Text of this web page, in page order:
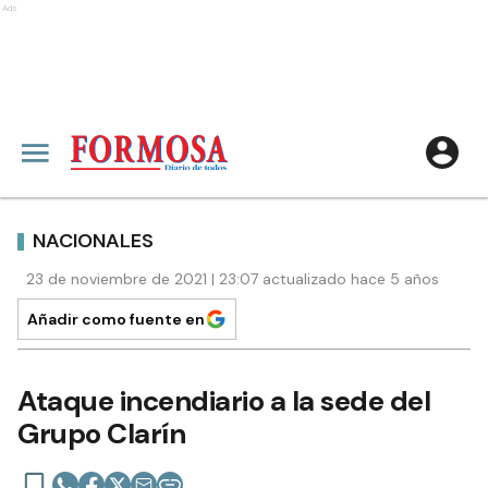
Ads
NACIONALES
23 de noviembre de 2021 | 23:07 actualizado hace 5 años
Añadir como fuente en
Ataque incendiario a la sede del
Grupo Clarín